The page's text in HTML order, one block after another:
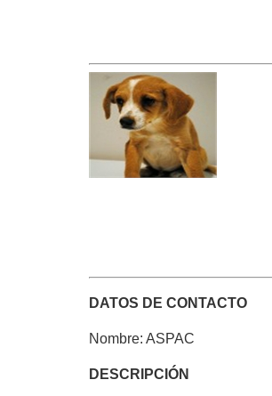
DATOS DE CONTACTO
Nombre: ASPAC
DESCRIPCIÓN